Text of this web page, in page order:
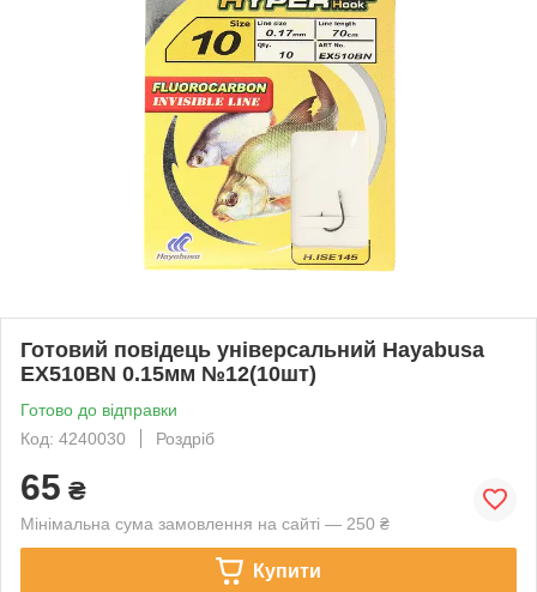
Готовий повідець універсальний Hayabusa
EX510BN 0.15мм №12(10шт)
Готово до відправки
Код: 4240030
Роздріб
65 ₴
Мінімальна сума замовлення на сайті — 250 ₴
Купити